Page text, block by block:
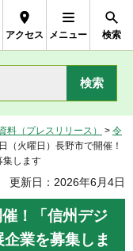
アクセス メニュー 検索
料（プレスリリース） > 令
（火曜日）長野市で開催！
集します
更新日：2026年6月4日
！「信州デジ
業を募集しま